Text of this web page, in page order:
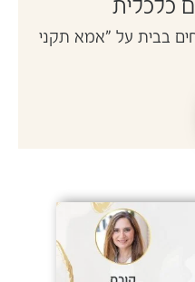
כלכלית
בבית על "אמא תקני